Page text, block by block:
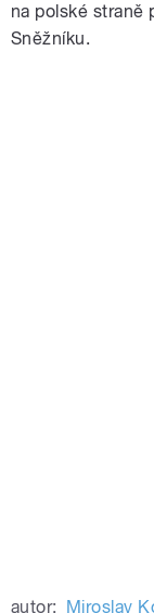
na polské straně
Sněžníku.
autor: Miroslav